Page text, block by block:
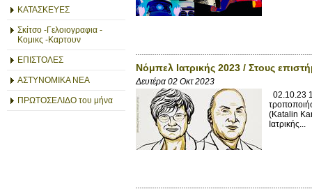
ΚΑΤΑΣΚΕΥΕΣ
Σκίτσο -Γελοιογραφια -
Κομικς -Καρτουν
ΕΠΙΣΤΟΛΕΣ
ΑΣΤΥΝΟΜΙΚΑ ΝΕΑ
ΠΡΩΤΟΣΕΛΙΔΟ του μήνα
Νόμπελ Ιατρικής 2023 / Στους
Δευτέρα 02 Οκτ 2023
02.10.23
(Katalin
Ιατρικής...